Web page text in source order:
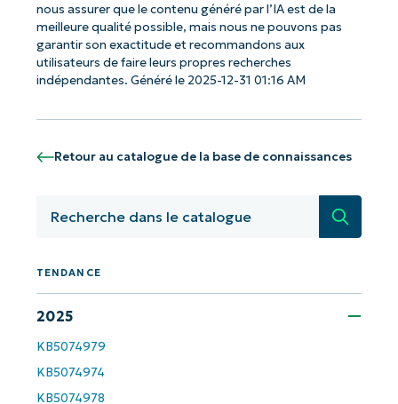
nous assurer que le contenu généré par l’IA est de la
meilleure qualité possible, mais nous ne pouvons pas
garantir son exactitude et recommandons aux
utilisateurs de faire leurs propres recherches
indépendantes. Généré le 2025-12-31 01:16 AM
Retour au catalogue de la base de connaissances
TENDANCE
2025
KB5074979
KB5074974
KB5074978
Commencez avec les analyses de KB
and
last